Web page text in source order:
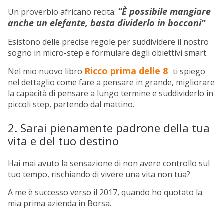
Un proverbio africano recita: “È possibile mangiare
anche un elefante, basta dividerlo in bocconi”
Esistono delle precise regole per suddividere il nostro
sogno in micro-step e formulare degli obiettivi smart.
Nel mio nuovo libro Ricco prima delle 8 ti spiego
nel dettaglio come fare a pensare in grande, migliorare
la capacità di pensare a lungo termine e suddividerlo in
piccoli step, partendo dal mattino.
2. Sarai pienamente padrone della tua
vita e del tuo destino
Hai mai avuto la sensazione di non avere controllo sul
tuo tempo, rischiando di vivere una vita non tua?
A me è successo verso il 2017, quando ho quotato la
mia prima azienda in Borsa.